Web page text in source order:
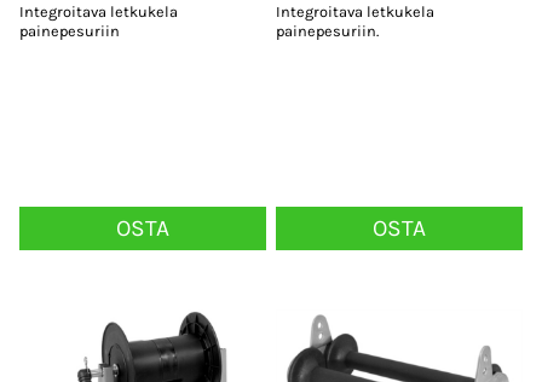
Integroitava letkukela
painepesuriin
OSTA
Integroitava letkukela
painepesuriin.
OSTA